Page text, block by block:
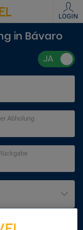
LOGIN
in Bávaro
Abholung